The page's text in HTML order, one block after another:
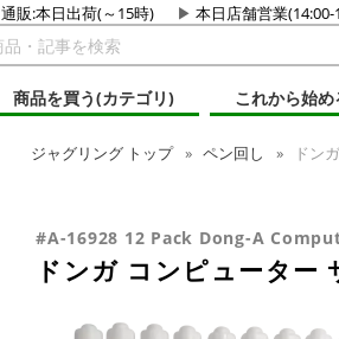
通販:本日出荷(～15時) 本日店舗営業(14:00-
商品を買う(カテゴリ)
これから始め
ジャグリング トップ ペン回し ドン
#A-16928 12 Pack Dong-A
ドンガ コンピューター